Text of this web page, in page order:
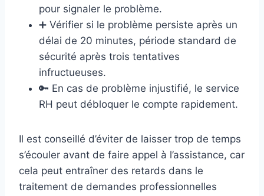
pour signaler le problème.
➕ Vérifier si le problème persiste après un
délai de 20 minutes, période standard de
sécurité après trois tentatives
infructueuses.
🔑 En cas de problème injustifié, le service
RH peut débloquer le compte rapidement.
Il est conseillé d’éviter de laisser trop de temps
s’écouler avant de faire appel à l’assistance, car
cela peut entraîner des retards dans le
traitement de demandes professionnelles